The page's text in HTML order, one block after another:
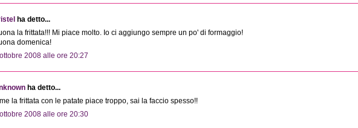
ha detto...
la frittata!!! Mi piace molto. Io ci aggiungo sempre un po' di formaggio!
domenica!
2008 alle ore 20:27
ha detto...
la frittata con le patate piace troppo, sai la faccio spesso!!
2008 alle ore 20:30